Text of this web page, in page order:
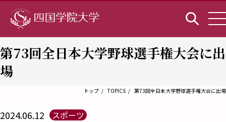
第73回全日本大学野球選手権大会に出
場
トップ TOPICS 第73回全日本大学野球選手権大会に出場
2024.06.12 スポーツ